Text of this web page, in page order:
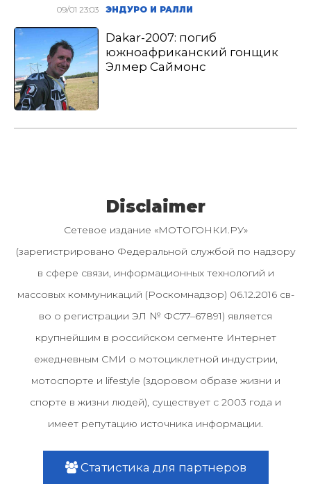
09/01 23:03 ЭНДУРО И РАЛЛИ
Dakar-2007: погиб
южноафриканский гонщик
Элмер Саймонс
Disclaimer
Сетевое издание «МОТОГОНКИ.РУ»
(зарегистрировано Федеральной службой по надзору
в сфере связи, информационных технологий и
массовых коммуникаций (Роскомнадзор) 06.12.2016 св-
во о регистрации ЭЛ № ФС77–67891) является
крупнейшим в российском сегменте Интернет
ежедневным СМИ о мотоциклетной индустрии,
мотоспорте и lifestyle (здоровом образе жизни и
спорте в жизни людей), существует с 2003 года и
имеет репутацию источника информации.
Статистика для партнеров